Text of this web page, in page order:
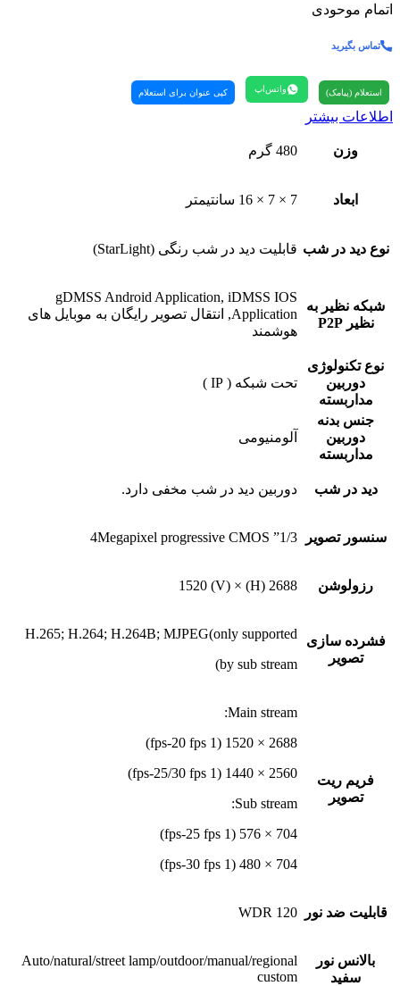
اتمام موحودی
تماس بگیرید
استعلام (پیامک) واتس‌اپ کپی عنوان برای استعلام
اطلاعات بیشتر
وزن 480 گرم
ابعاد 7 × 7 × 16 سانتیمتر
نوع دید در شب قابلیت دید در شب رنگی (StarLight)
شبکه نظیر به
نظیر P2P
gDMSS Android Application, iDMSS IOS
Application, انتقال تصویر رایگان به موبایل های
هوشمند
نوع تکنولوژی
دوربین
مداربسته
تحت شبکه ( IP )
جنس بدنه
دوربین
مداربسته
آلومنیومی
دید در شب دوربین دید در شب مخفی دارد.
سنسور تصویر 1/3” 4Megapixel progressive CMOS
رزولوشن 2688 (H) × 1520 (V)
فشرده سازی
تصویر
H.265; H.264; H.264B; MJPEG(only supported
by sub stream)
فریم ریت
تصویر
Main stream:
2688 × 1520 (1 fps-20 fps)
2560 × 1440 (1 fps-25/30 fps)
Sub stream:
704 × 576 (1 fps-25 fps)
704 × 480 (1 fps-30 fps)
قابلیت ضد نور 120 WDR
بالانس نور
سفید
Auto/natural/street lamp/outdoor/manual/regional
custom